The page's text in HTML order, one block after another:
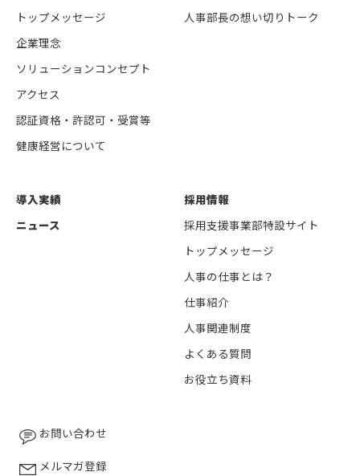
トップメッセージ
企業理念
ソリューションコンセプト
アクセス
認証資格・許認可・受賞等
健康経営について
人事部長の想い切りトーク
導入実績
ニュース
採用情報
採用支援事業部特設サイト
トップメッセージ
人事の仕事とは？
仕事紹介
人事関連制度
よくある質問
お役立ち資料
お問い合わせ
メルマガ登録